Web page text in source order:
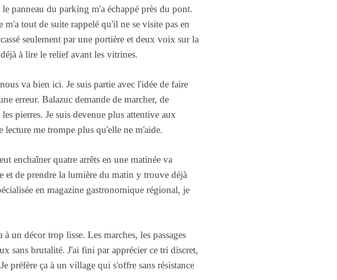
panneau du parking m'a échappé près du pont.
tout de suite rappelé qu'il ne se visite pas en
seulement par une portière et deux voix sur la
à lire le relief avant les vitrines.
va bien ici. Je suis partie avec l'idée de faire
erreur. Balazuc demande de marcher, de
pierres. Je suis devenue plus attentive aux
me trompe plus qu'elle ne m'aide.
enchaîner quatre arrêts en une matinée va
et de prendre la lumière du matin y trouve déjà
en magazine gastronomique régional, je
un décor trop lisse. Les marches, les passages
sans brutalité. J'ai fini par apprécier ce tri discret,
préfère ça à un village qui s'offre sans résistance